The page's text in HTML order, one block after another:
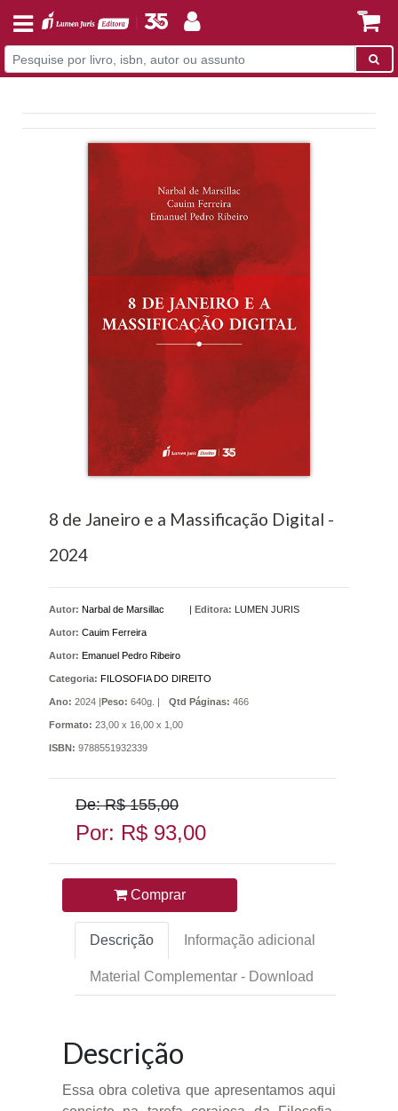
8 de Janeiro e a Massificação Digital -
2024
Autor: Narbal de Marsillac
Autor: Cauim Ferreira
Autor: Emanuel Pedro Ribeiro
Editora: LUMEN JURIS
Categoria: FILOSOFIA DO DIREITO
Ano: 2024 | Peso: 640g. | Qtd Páginas: 466
Formato: 23,00 x 16,00 x 1,00
ISBN: 9788551932339
De: R$ 155,00
Por: R$ 93,00
Comprar
Descrição Informação adicional
Material Complementar - Download
Descrição
Essa obra coletiva que apresentamos aqui